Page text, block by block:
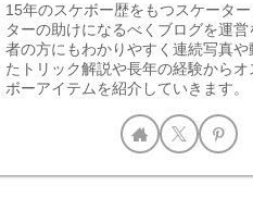
15年のスケボー歴をもつスケータ
ターの助けになるべくブログを運
者の方にもわかりやすく連続写真や
たトリック解説や長年の経験からオ
ボーアイテムを紹介していきます。